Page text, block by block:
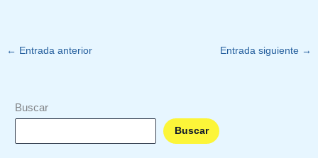
← Entrada anterior Entrada siguiente →
Buscar
Buscar